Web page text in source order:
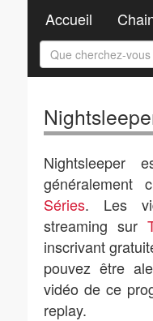
Nightsleeper
généralement
Séries. Les
streaming sur
inscrivant
pouvez être
vidéo de ce
replay.
Accueil